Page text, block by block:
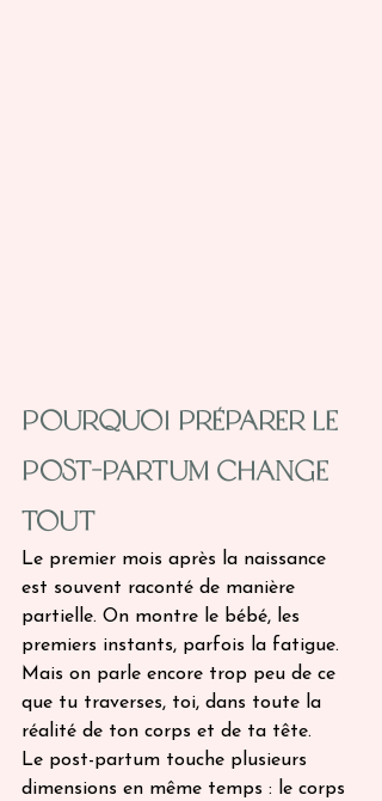
Pourquoi préparer le
post-partum change
tout
Le premier mois après la naissance
est souvent raconté de manière
partielle. On montre le bébé, les
premiers instants, parfois la fatigue.
Mais on parle encore trop peu de ce
que tu traverses, toi, dans toute la
réalité de ton corps et de ta tête.
Le post-partum touche plusieurs
dimensions en même temps : le corps